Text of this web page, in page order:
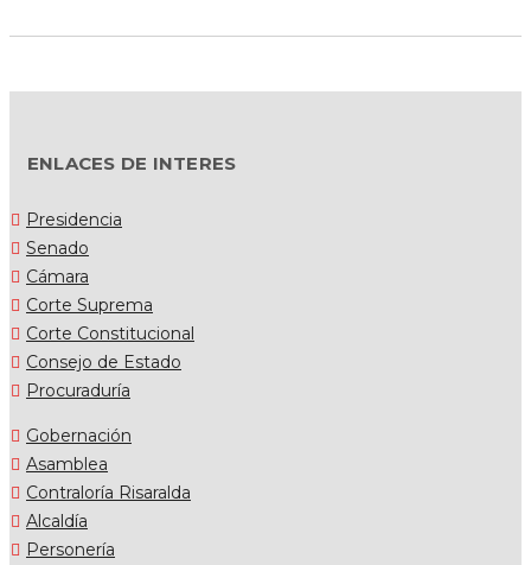
ENLACES DE INTERES
Presidencia
Senado
Cámara
Corte Suprema
Corte Constitucional
Consejo de Estado
Procuraduría
Gobernación
Asamblea
Contraloría Risaralda
Alcaldía
Personería